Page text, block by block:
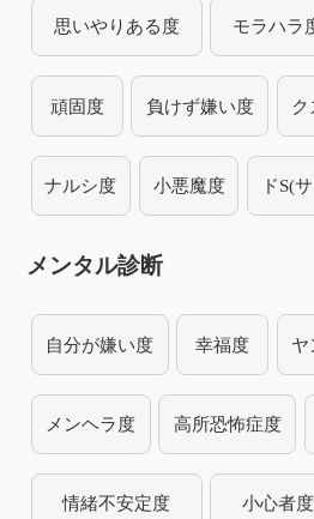
思いやりある度 モラハラ
頑固度 負けず嫌い度
ナルシ度 小悪魔度 ドS(
メンタル診断
自分が嫌い度 幸福度 ヤ
メンヘラ度 高所恐怖症度
情緒不安定度 小心者度